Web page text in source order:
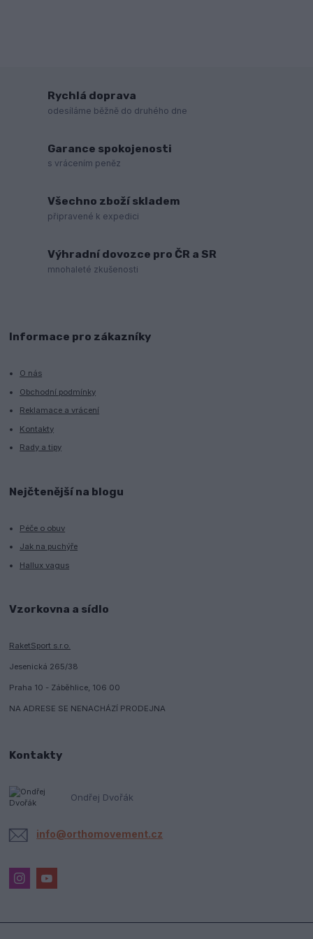
Rychlá doprava
odesíláme běžně do druhého dne
Garance spokojenosti
s vrácením peněz
Všechno zboží skladem
připravené k expedici
Výhradní dovozce pro ČR a SR
mnohaleté zkušenosti
Informace pro zákazníky
O nás
Obchodní podmínky
Reklamace a vrácení
Kontakty
Rady a tipy
Nejčtenější na blogu
Péče o obuv
Jak na puchýře
Hallux vagus
Vzorkovna a sídlo
RaketSport s.r.o.
Jesenická 265/38
Praha 10 - Záběhlice, 106 00
NA ADRESE SE NENACHÁZÍ PRODEJNA
Kontakty
Ondřej Dvořák
info@orthomovement.cz